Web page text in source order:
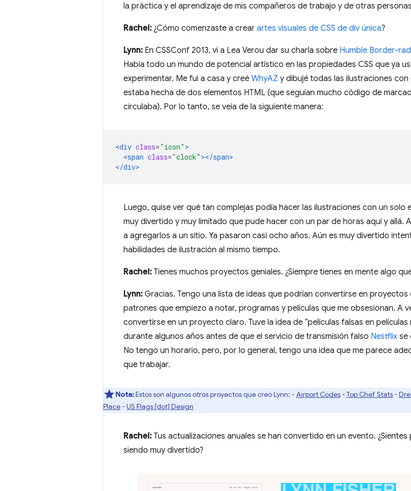
la práctica y el aprendizaje de mis compañeros de trabajo y de otras
Rachel: ¿Cómo comenzaste a crear artes visuales de CSS de div única?
Lynn: En CSSConf 2013, vi a Lea Verou dar su charla sobre Humble Border-
Había todo un mundo de potencial artístico en las propiedades CSS que ya
experimentar. Me fui a casa y creé WhyAZ y dibujé todas las ilustraciones con
estaba hecha de dos elementos HTML (que seguían mucho código de
circulaba). Por lo tanto, se veía de la siguiente manera:
<div class="icon" >
<span class="clock" ></span>
</div>
Luego, quise ver qué tan complejas podía hacer las ilustraciones con un solo
muy divertido y muy limitado que pude hacer con un par de horas aquí y allá.
a agregarlos a un sitio. Ya pasaron casi ocho años. Aún es muy divertido
habilidades de ilustración al mismo tiempo.
Rachel: Tienes muchos proyectos geniales. ¿Siempre tienes en mente algo
Lynn: Gracias. Tengo una lista de ideas que podrían convertirse en
patrones que empiezo a notar, programas y películas que me obsesionan. A
convertirse en un proyecto claro. Tuve la idea de “películas falsas en
durante algunos años antes de que el servicio de transmisión falso Nestflix se
No tengo un horario, pero, por lo general, tengo una idea que me parece
que trabajar.
Nota:Estos son algunos otros proyectos que creó Lynn: -Airport Codes-Top Chef Stats-
Place-US Flags [dot] Design
Rachel: Tus actualizaciones anuales se han convertido en un evento.
siendo muy divertido?